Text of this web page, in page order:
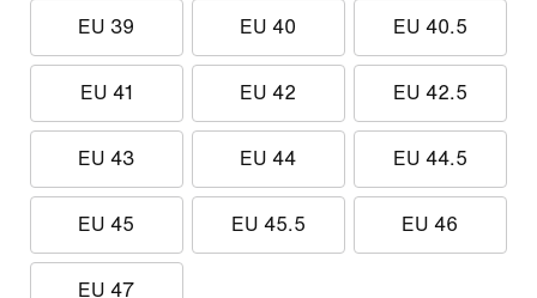
EU 39 EU 40 EU 40.5
EU 41 EU 42 EU 42.5
EU 43 EU 44 EU 44.5
EU 45 EU 45.5 EU 46
EU 47